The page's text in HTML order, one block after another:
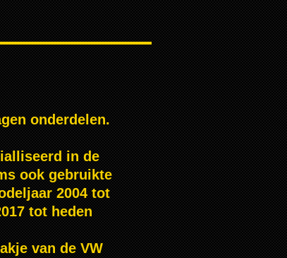
onderdelen.
in de
ook gebruikte
2004 tot
tot heden
van de VW